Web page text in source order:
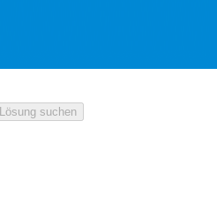
Lösung suchen